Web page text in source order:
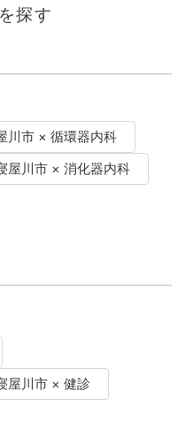
探す
川市 × 循環器内科
屋川市 × 消化器内科
屋川市 × 健診